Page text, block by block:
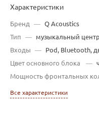
Характеристики
Бренд — Q Acoustics
Тип
—
музыкальный центр
Входы
—
Pod, Bluetooth,
Цвет основного блока
—
Мощность фронтальных
Все характеристики